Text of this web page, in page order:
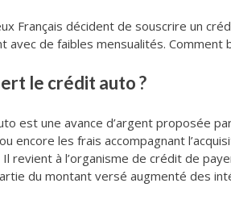
Français décident de souscrire un
avec de faibles mensualités.
le crédit auto ?
est une avance d’argent proposée
ou encore les frais accompagnant
revient à l’organisme de crédit de
du montant versé augmenté des